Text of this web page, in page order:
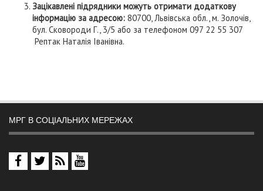
Зацікавлені підрядники можуть отримати додаткову
інформацію за адресою: 80700, Львівська обл., м. Золочів,
бул. Сковороди Г., 3/5 або за телефоном 097 22 55 307
Рептак Наталія Іванівна.
МРГ В СОЦІАЛЬНИХ МЕРЕЖАХ